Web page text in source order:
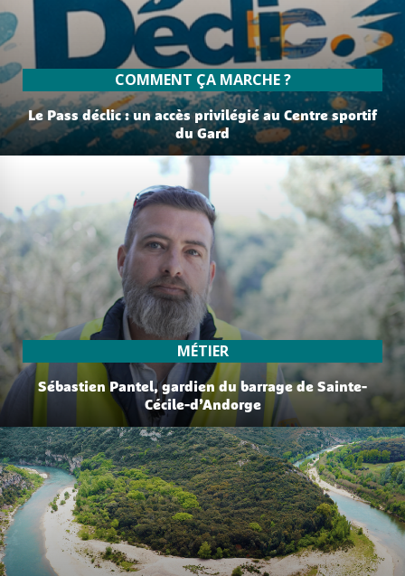
Le Pass déclic : un accès privilégié au Centre sportif
du Gard
COMMENT ÇA MARCHE ?
Sébastien Pantel, gardien du barrage de Sainte-
Cécile-d’Andorge
MÉTIER
lire plus